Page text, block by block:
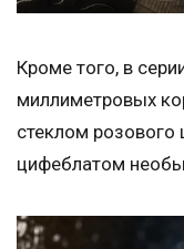
Кроме того, в
миллиметровых
стеклом
цифеблатом